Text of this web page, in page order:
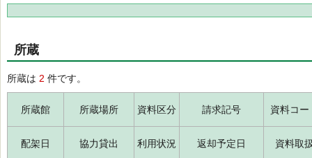
所蔵
所蔵は 2 件です。
所蔵館 所蔵場所 資料区分 請求記号 資料コー
配架日 協力貸出 利用状況 返却予定日 資料取